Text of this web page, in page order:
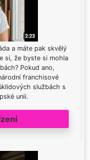
a máte pak skvělý
si, že byste si mohla
Pokud ano,
franchisové
službách s
unii.